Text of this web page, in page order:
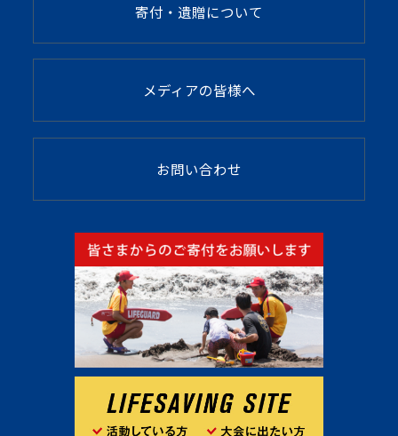
寄付・遺贈について
メディアの皆様へ
お問い合わせ